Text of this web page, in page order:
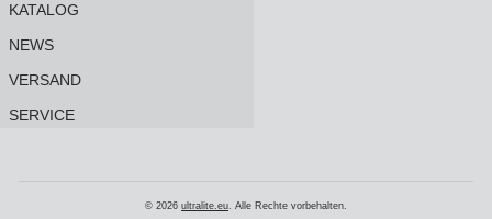
KATALOG
NEWS
VERSAND
SERVICE
© 2026 ultralite.eu. Alle Rechte vorbehalten.